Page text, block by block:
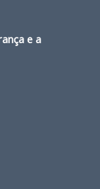
e a